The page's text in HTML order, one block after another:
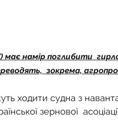
має намір поглибити
зокрема,
зернової